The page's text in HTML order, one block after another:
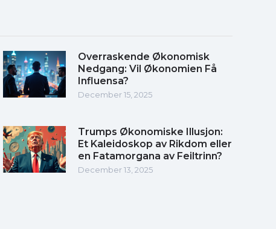
Overraskende Økonomisk
Nedgang: Vil Økonomien Få
Influensa?
December 15, 2025
Trumps Økonomiske Illusjon:
Et Kaleidoskop av Rikdom eller
en Fatamorgana av Feiltrinn?
December 13, 2025